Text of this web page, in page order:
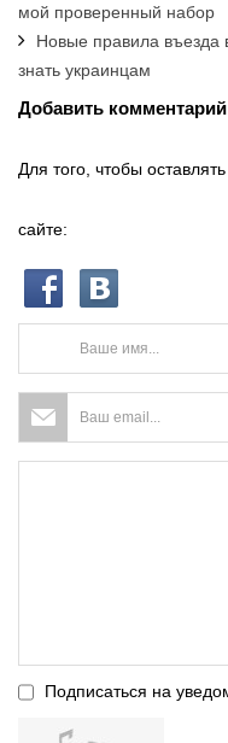
мой проверенный набор
Новые правила въезда
знать украинцам
Добавить комментарий
Для того, чтобы
сайте:
Подписаться на